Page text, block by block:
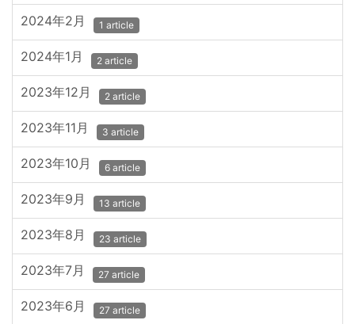
2024年2月 1 article
2024年1月 2 article
2023年12月 2 article
2023年11月 3 article
2023年10月 6 article
2023年9月 13 article
2023年8月 23 article
2023年7月 27 article
2023年6月 27 article